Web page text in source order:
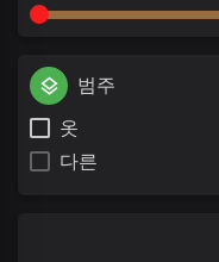
범주
옷
다른